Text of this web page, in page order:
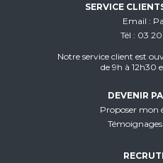
SERVICE
Email
Tél
03 20
Notre service client est
de 9h à 12h30
DEVENIR
Proposer mon